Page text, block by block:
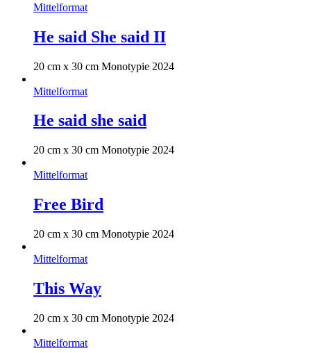
Mittelformat
He said She said II
20 cm x 30 cm Monotypie 2024
Mittelformat
He said she said
20 cm x 30 cm Monotypie 2024
Mittelformat
Free Bird
20 cm x 30 cm Monotypie 2024
Mittelformat
This Way
20 cm x 30 cm Monotypie 2024
Mittelformat